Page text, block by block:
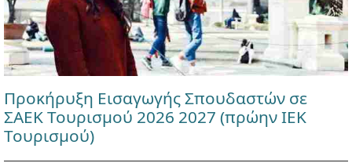
Προκήρυξη Εισαγωγής Σπουδαστών σε
ΣΑΕΚ Τουρισμού 2026 2027 (πρώην ΙΕΚ
Τουρισμού)